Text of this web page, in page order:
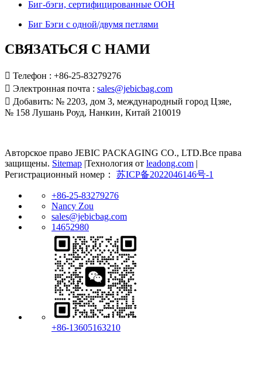
Биг-бэги, сертифицированные ООН
Биг Бэги с одной/двумя петлями
СВЯЗАТЬСЯ С НАМИ
 Телефон : +86-25-83279276
 Электронная почта : sales@jebicbag.com
 Добавить: № 2203, дом 3, международный город Цзяе,
№ 158 Лушань Роуд, Нанкин, Китай 210019
Авторское право JEBIC PACKAGING CO., LTD.Все права
защищены. Sitemap |Технология от leadong.com |
Регистрационный номер： 苏ICP备2022046146号-1
+86-25-83279276
Nancy Zou
sales@jebicbag.com
14652980
+86-13605163210